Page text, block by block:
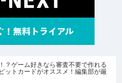
？ゲーム好きなら審査不要で作れる
ットカードがオススメ！編集部が厳